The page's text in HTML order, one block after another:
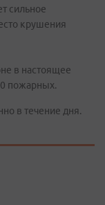
сильное
крушения
в настоящее
пожарных.
в течение дня.